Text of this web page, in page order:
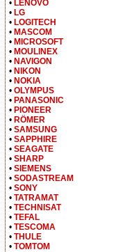
• LENOVO
• LG
• LOGITECH
• MASCOM
• MICROSOFT
• MOULINEX
• NAVIGON
• NIKON
• NOKIA
• OLYMPUS
• PANASONIC
• PIONEER
• RÖMER
• SAMSUNG
• SAPPHIRE
• SEAGATE
• SHARP
• SIEMENS
• SODASTREAM
• SONY
• TATRAMAT
• TECHNISAT
• TEFAL
• TESCOMA
• THULE
• TOMTOM